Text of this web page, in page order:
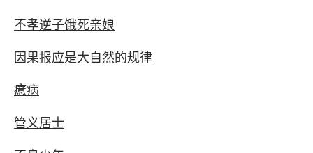
不孝逆子饿死亲娘
因果报应是大自然的规律
癔病
管义居士